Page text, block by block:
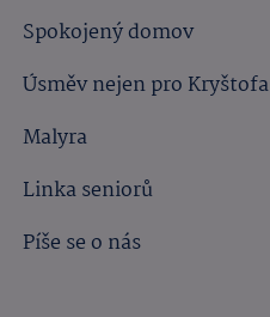
Spokojený domov
Úsměv nejen pro Kryštofa
Malyra
Linka seniorů
Píše se o nás